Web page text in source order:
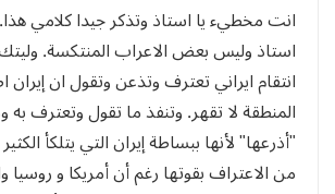
انت مخطيء يا استاذ وتذكر جيدا كلامي
استاذ وليس بعض الاعراب المنتكسة.
انتقام ايراني تعترف وتذعن وتقول ان
المنطقة لا تقهر. وتنفذ ما تقول وتعترف به
"أذرعها" لأنها ببساطة إيران التي يتلكأ
من الاعتراف بقوتها رغم أن أمريكا و